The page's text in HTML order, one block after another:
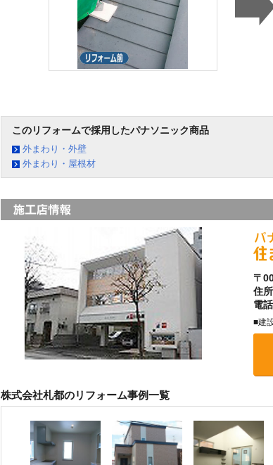
このリフォームで採用したパナソニック商品
外まわり・外壁
外まわり・屋根材
〒
住
電
■建
株式会社札都のリフォーム事例一覧